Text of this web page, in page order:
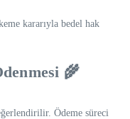
kararıyla bedel hak
🌾
Ödeme süreci